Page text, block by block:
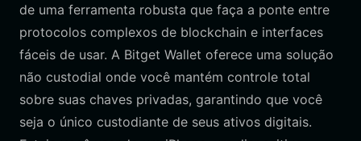
de uma ferramenta robusta que faça a ponte entre
protocolos complexos de blockchain e interfaces
fáceis de usar. A Bitget Wallet oferece uma solução
não custodial onde você mantém controle total
sobre suas chaves privadas, garantindo que você
seja o único custodiante de seus ativos digitais.